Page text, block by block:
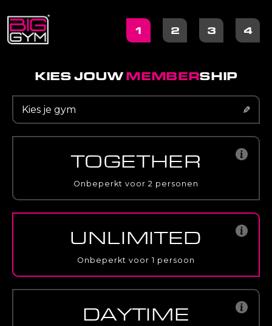
1 2 3 4
KIES JOUW MEMBERSHIP
Kies je gym ✎
TOGETHER
Onbeperkt voor 2 personen
UNLIMITED
Onbeperkt voor 1 persoon
DAYTIME